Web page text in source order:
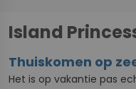
Island
Thuiskomen op
Het is op vakantie pas